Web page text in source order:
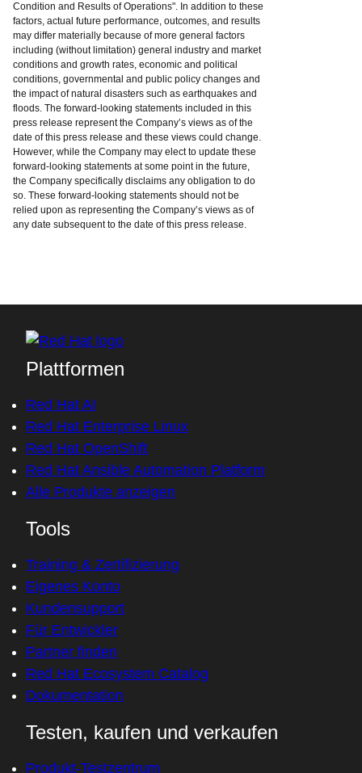
Condition and Results of Operations". In addition to these
factors, actual future performance, outcomes, and results
may differ materially because of more general factors
including (without limitation) general industry and market
conditions and growth rates, economic and political
conditions, governmental and public policy changes and
the impact of natural disasters such as earthquakes and
floods. The forward-looking statements included in this
press release represent the Company’s views as of the
date of this press release and these views could change.
However, while the Company may elect to update these
forward-looking statements at some point in the future,
the Company specifically disclaims any obligation to do
so. These forward-looking statements should not be
relied upon as representing the Company’s views as of
any date subsequent to the date of this press release.
Plattformen
Red Hat AI
Red Hat Enterprise Linux
Red Hat OpenShift
Red Hat Ansible Automation Platform
Alle Produkte anzeigen
Tools
Training & Zertifizierung
Eigenes Konto
Kundensupport
Für Entwickler
Partner finden
Red Hat Ecosystem Catalog
Dokumentation
Testen, kaufen und verkaufen
Produkt-Testzentrum